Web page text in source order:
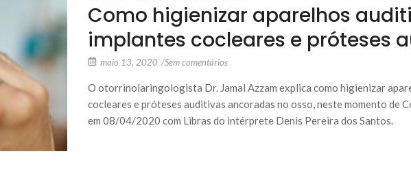
Como higienizar aparelhos
implantes cocleares e próteses
maio 13, 2020 /Sem comentários
O otorrinolaringologista Dr. Jamal Azzam explica como higienizar
cocleares e próteses auditivas ancoradas no osso, neste momento de
em 08/04/2020 com Libras do intérprete Denis Pereira dos Santos.